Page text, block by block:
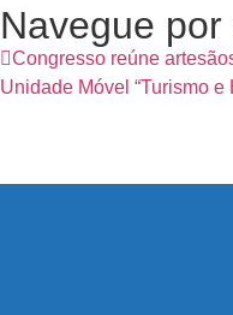
Navegue
Congresso reúne
Unidade Móvel “Turismo